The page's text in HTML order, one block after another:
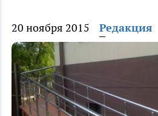
20 ноября 2015 Редакция